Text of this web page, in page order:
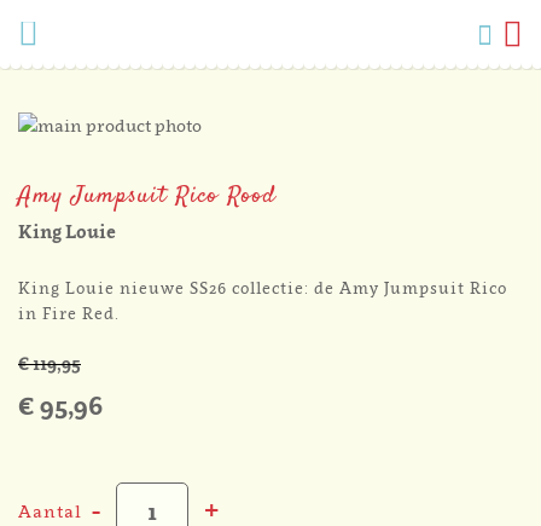
Mijn
Zoek
Amy Jumpsuit Rico Rood
King Louie
King Louie nieuwe SS26 collectie: de Amy Jumpsuit Rico
in Fire Red.
€ 119,95
€ 95,96
Aantal - +
Ga
einde
van
afbeeldingen-
gallerij
het
begin
de
afbeeldingen-